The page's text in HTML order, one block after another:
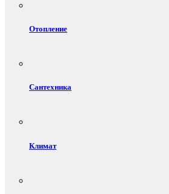
Отопление
Сантехника
Климат